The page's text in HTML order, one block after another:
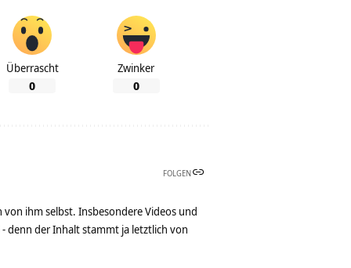
Überrascht
0
Zwinker
0
FOLGEN
ihm selbst. Insbesondere Videos und
denn der Inhalt stammt ja letztlich von